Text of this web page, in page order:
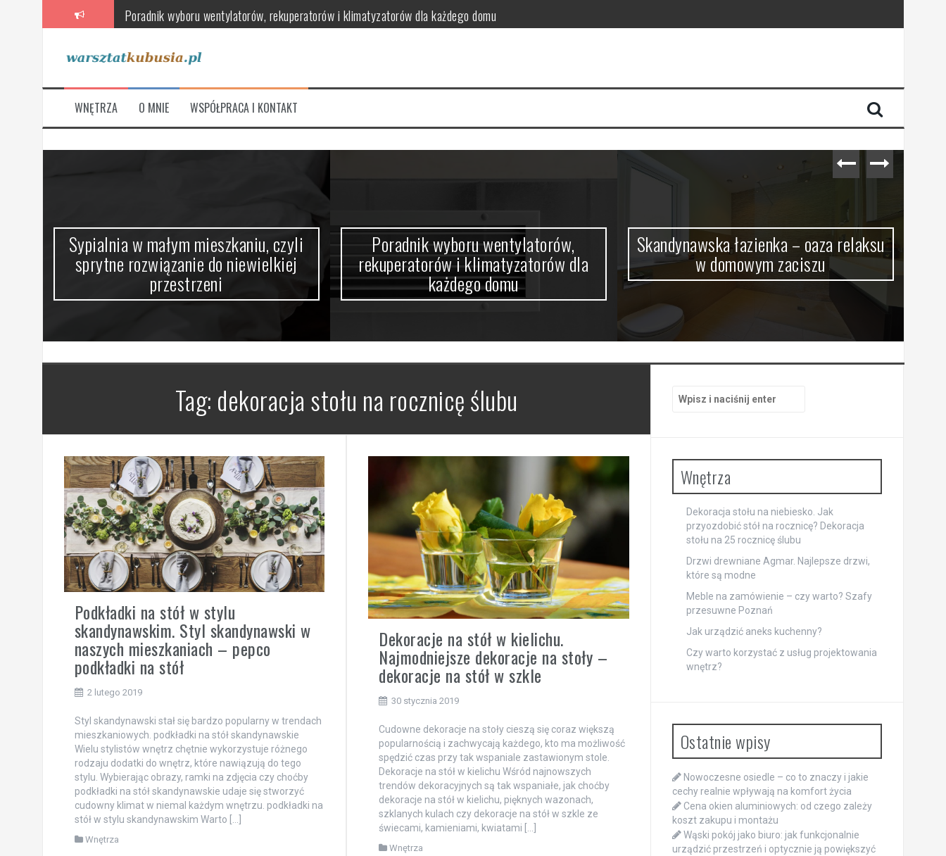
Poradnik wyboru wentylatorów, rekuperatorów i klimatyzatorów dla każdego domu
Stylowe i funkcjonalne, czyli jak urządza się nowoczesne wnętrza
Jak wybrać meble łazienkowe, które łączą funkcjonalność i estetykę?
Na co zwrócić uwagę przy wyborze nowej kabiny prysznicowej?
Sypialnia w małym mieszkaniu, czyli sprytne rozwiązanie do niewielkiej przestrzeni
WNĘTRZA O MNIE WSPÓŁPRACA I KONTAKT
Sypialnia w małym mieszkaniu, czyli
sprytne rozwiązanie do niewielkiej
przestrzeni
Poradnik wyboru wentylatorów,
rekuperatorów i klimatyzatorów dla
każdego domu
Skandynawska łazienka – oaza relaksu
w domowym zaciszu
Tag: dekoracja stołu na rocznicę ślubu
Podkładki na stół w stylu
skandynawskim. Styl skandynawski w
naszych mieszkaniach – pepco
podkładki na stół
2 lutego 2019
Styl skandynawski stał się bardzo popularny w trendach
mieszkaniowych. podkładki na stół skandynawskie
Wielu stylistów wnętrz chętnie wykorzystuje różnego
rodzaju dodatki do wnętrz, które nawiązują do tego
stylu. Wybierając obrazy, ramki na zdjęcia czy choćby
podkładki na stół skandynawskie udaje się stworzyć
cudowny klimat w niemal każdym wnętrzu. podkładki na
stół w stylu skandynawskim Warto […]
Wnętrza
Dekoracje na stół w kielichu.
Najmodniejsze dekoracje na stoły –
dekoracje na stół w szkle
30 stycznia 2019
Cudowne dekoracje na stoły cieszą się coraz większą
popularnością i zachwycają każdego, kto ma możliwość
spędzić czas przy tak wspaniale zastawionym stole.
Dekoracje na stół w kielichu Wśród najnowszych
trendów dekoracyjnych są tak wspaniałe, jak choćby
dekoracje na stół w kielichu, pięknych wazonach,
szklanych kulach czy dekoracje na stół w szkle ze
świecami, kamieniami, kwiatami […]
Wnętrza
Szukaj:
Wnętrza
Dekoracja stołu na niebiesko. Jak
przyozdobić stół na rocznicę? Dekoracja
stołu na 25 rocznicę ślubu
Drzwi drewniane Agmar. Najlepsze drzwi,
które są modne
Meble na zamówienie – czy warto? Szafy
przesuwne Poznań
Jak urządzić aneks kuchenny?
Czy warto korzystać z usług projektowania
wnętrz?
Ostatnie wpisy
Nowoczesne osiedle – co to znaczy i jakie
cechy realnie wpływają na komfort życia
Cena okien aluminiowych: od czego zależy
koszt zakupu i montażu
Wąski pokój jako biuro: jak funkcjonalnie
urządzić przestrzeń i optycznie ją powiększyć